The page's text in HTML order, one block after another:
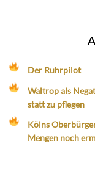
Der Ruhrpilot
Waltrop als
statt zu pflegen
Kölns
Mengen noch